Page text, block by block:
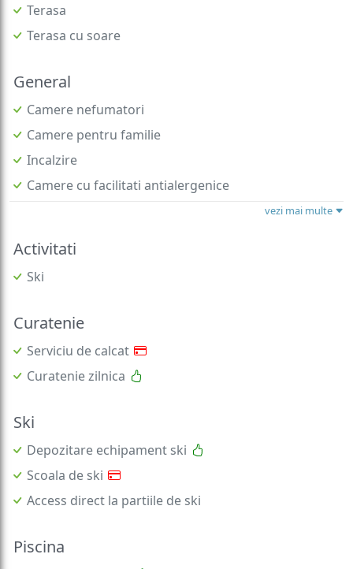
Terasa
Terasa cu soare
General
Camere nefumatori
Camere pentru familie
Incalzire
Camere cu facilitati antialergenice
vezi mai multe
Activitati
Ski
Curatenie
Serviciu de calcat
Curatenie zilnica
Ski
Depozitare echipament ski
Scoala de ski
Access direct la partiile de ski
Piscina